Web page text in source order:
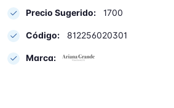
Precio Sugerido: 1700
Código: 812256020301
Marca: